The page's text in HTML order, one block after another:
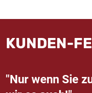
KUNDEN-
"Nur wenn Sie